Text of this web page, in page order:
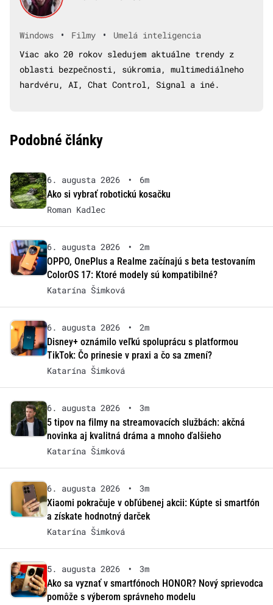
Windows • Filmy •
Umelá inteligencia
Viac ako 20 rokov sledujem aktuálne trendy z
oblasti bezpečnosti, súkromia, multimediálneho
hardvéru, AI, Chat Control, Signal a iné.
Podobné články
6. augusta 2026 •
6m
Ako si vybrať robotickú kosačku
Roman Kadlec
6. augusta 2026 •
2m
OPPO, OnePlus a Realme začínajú s beta testovaním
ColorOS 17: Ktoré modely sú kompatibilné?
Katarína Šimková
6. augusta 2026 •
2m
Disney+ oznámilo veľkú spoluprácu s platformou
TikTok: Čo prinesie v praxi a čo sa zmení?
Katarína Šimková
6. augusta 2026 •
3m
5 tipov na filmy na streamovacích službách: akčná
novinka aj kvalitná dráma a mnoho ďalšieho
Katarína Šimková
6. augusta 2026 •
3m
Xiaomi pokračuje v obľúbenej akcii: Kúpte si smartfón
a získate hodnotný darček
Katarína Šimková
5. augusta 2026 •
3m
Ako sa vyznať v smartfónoch HONOR? Nový sprievodca
pomôže s výberom správneho modelu